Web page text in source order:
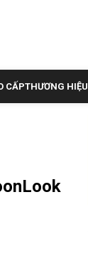
CẤPTHƯƠNG HIỆU